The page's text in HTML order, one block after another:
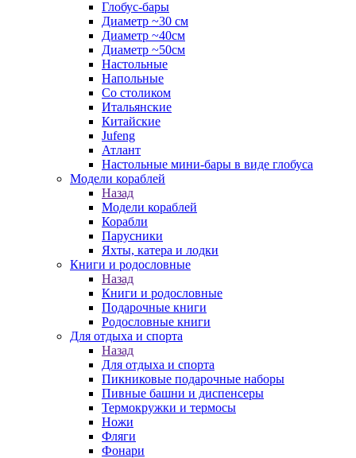
Глобус-бары
Диаметр ~30 см
Диаметр ~40см
Диаметр ~50см
Настольные
Напольные
Со столиком
Итальянские
Китайские
Jufeng
Атлант
Настольные мини-бары в виде глобуса
Модели кораблей
Назад
Модели кораблей
Корабли
Парусники
Яхты, катера и лодки
Книги и родословные
Назад
Книги и родословные
Подарочные книги
Родословные книги
Для отдыха и спорта
Назад
Для отдыха и спорта
Пикниковые подарочные наборы
Пивные башни и диспенсеры
Термокружки и термосы
Ножи
Фляги
Фонари